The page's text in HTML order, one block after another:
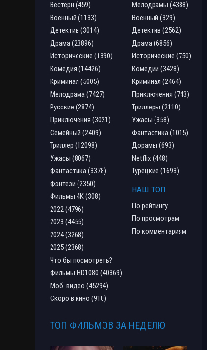
Вестерн (459)
Военный (1133)
Детектив (3014)
Драма (23896)
Исторические (1390)
Комедия (14426)
Криминал (5005)
Мелодрама (7427)
Русские (2874)
Приключения (3021)
Семейный (2409)
Триллер (12098)
Ужасы (8067)
Фантастика (3378)
Фэнтези (2350)
Фильмы 4К (308)
2022 (4796)
2023 (4455)
2024 (3268)
2025 (2368)
Что бы посмотреть?
Фильмы HD1080 (40369)
Моб. видео (45294)
Скоро в кино (910)
Мелодрамы (4388)
Военный (329)
Детектив (2562)
Драма (6856)
Исторические (750)
Комедии (3428)
Криминал (2464)
Приключения (743)
Триллеры (2110)
Ужасы (358)
Фантастика (1015)
Дорамы (693)
Netflix (448)
Турецкие (1693)
НАШ ТОП
По рейтингу
По просмотрам
По комментариям
ТОП ФИЛЬМОВ ЗА НЕДЕЛЮ